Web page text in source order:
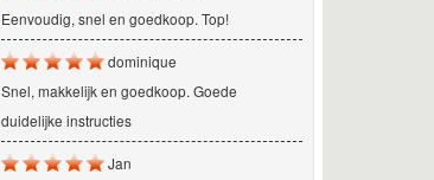
Eenvoudig, snel en goedkoop. Top!
dominique
Snel, makkelijk en goedkoop. Goede
duidelijke instructies
Jan